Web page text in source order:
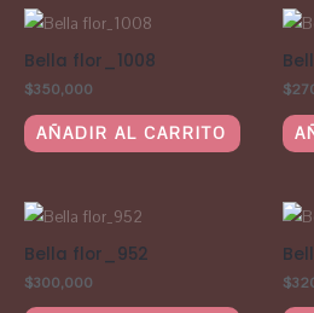
Bella flor_1008
$350,000
AÑADIR AL CARRITO
$
Bella flor_952
$300,000 $